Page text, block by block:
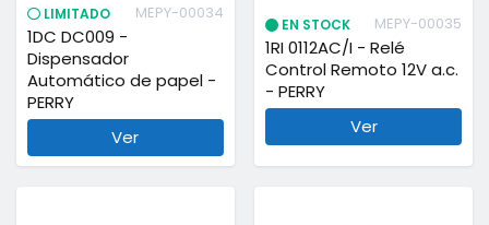
LIMITADO MEPY-00034
1DC DC009 -
Dispensador
Automático de papel -
PERRY
Ver
EN STOCK MEPY-00035
1RI 0112AC/I - Relé
Control Remoto 12V a.c.
- PERRY
Ver